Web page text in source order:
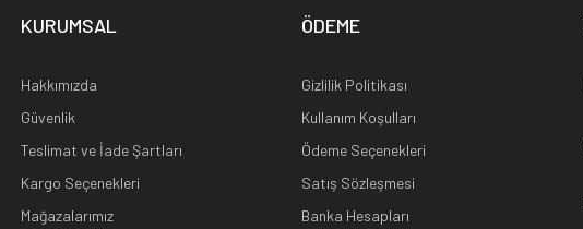
KURUMSAL
Hakkımızda
Güvenlik
Teslimat ve İade Şartları
Kargo Seçenekleri
Mağazalarımız
ÖDEME
Gizlilik Politikası
Kullanım Koşulları
Ödeme Seçenekleri
Satış Sözleşmesi
Banka Hesapları